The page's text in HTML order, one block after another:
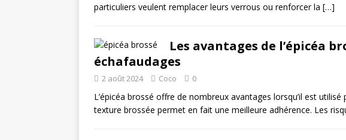
particuliers veulent remplacer leurs verrous ou renforcer la […]
Les avantages de l’épicéa
échafaudages
2 août 2024 Coco 0
L’épicéa brossé offre de nombreux avantages lorsqu’il est utilisé
texture brossée permet en fait une meilleure adhérence. Les